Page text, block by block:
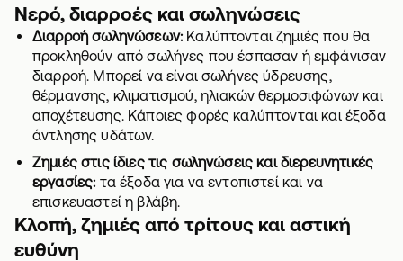
Νερό, διαρροές και σωληνώσεις
Διαρροή σωληνώσεων: Καλύπτονται ζημιές που θα
προκληθούν από σωλήνες που έσπασαν ή εμφάνισαν
διαρροή. Μπορεί να είναι σωλήνες ύδρευσης,
θέρμανσης, κλιματισμού, ηλιακών θερμοσιφώνων και
αποχέτευσης. Κάποιες φορές καλύπτονται και έξοδα
άντλησης υδάτων.
Ζημιές στις ίδιες τις σωληνώσεις και διερευνητικές
εργασίες: τα έξοδα για να εντοπιστεί και να
επισκευαστεί η βλάβη.
Κλοπή, ζημιές από τρίτους και αστική
ευθύνη